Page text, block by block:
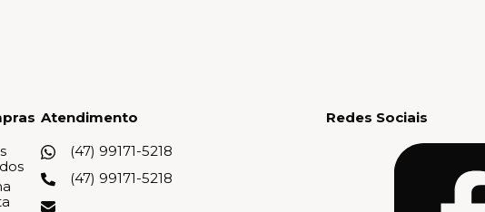
Atendimento
(47) 99171-5218
(47) 99171-5218
Redes Sociais